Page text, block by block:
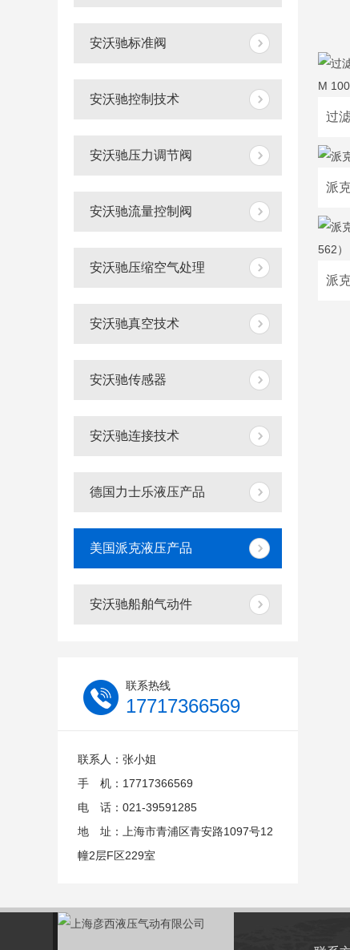
安沃驰标准阀
安沃驰控制技术
安沃驰压力调节阀
安沃驰流量控制阀
安沃驰压缩空气处理
安沃驰真空技术
安沃驰传感器
安沃驰连接技术
德国力士乐液压产品
美国派克液压产品
安沃驰船舶气动件
联系热线
17717366569
联系人：张小姐
手 机：17717366569
电 话：021-39591285
地 址：上海市青浦区青安路1097号12
幢2层F区229室